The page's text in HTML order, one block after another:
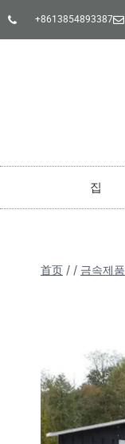
+8613854893387
집
首页 / / 금속제품